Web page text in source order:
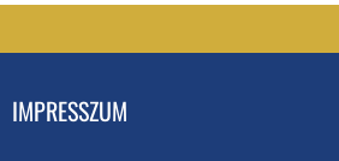
IMPRESSZUM